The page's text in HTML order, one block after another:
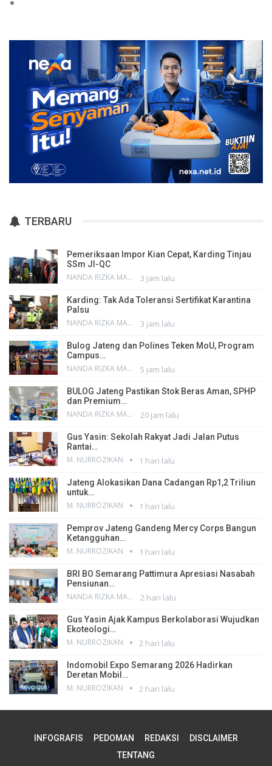
TERBARU
Pemeriksaan Impor Kian Cepat, Karding Tinjau
SSm JI-QC
NANDA RIZKA MAHENDRA 3 jam lalu
Karding: Tak Ada Toleransi Sertifikat Karantina
Palsu
NANDA RIZKA MAHENDRA 3 jam lalu
Bulog Jateng dan Polines Teken MoU, Program
Campus…
NANDA RIZKA MAHENDRA 5 jam lalu
BULOG Jateng Pastikan Stok Beras Aman, SPHP
dan Premium…
NANDA RIZKA MAHENDRA 20 jam lalu
Gus Yasin: Sekolah Rakyat Jadi Jalan Putus
Rantai…
M. NURROZIKAN 1 hari lalu
Jateng Alokasikan Dana Cadangan Rp1,2 Triliun
untuk…
M. NURROZIKAN 1 hari lalu
Pemprov Jateng Gandeng Mercy Corps Bangun
Ketangguhan…
M. NURROZIKAN 1 hari lalu
BRI BO Semarang Pattimura Apresiasi Nasabah
Pensiunan…
NANDA RIZKA MAHENDRA 2 hari lalu
Gus Yasin Ajak Kampus Berkolaborasi Wujudkan
Ekoteologi…
M. NURROZIKAN 2 hari lalu
Indomobil Expo Semarang 2026 Hadirkan
Deretan Mobil…
M. NURROZIKAN 2 hari lalu
INFOGRAFIS PEDOMAN REDAKSI
DISCLAIMER
TENTANG